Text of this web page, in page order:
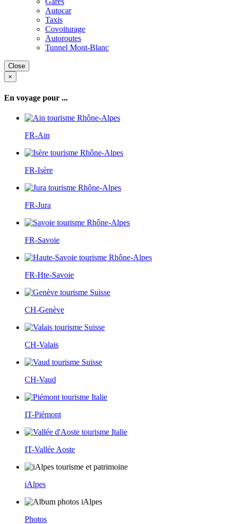
Autocar
Taxis
Covoiturage
Autoroutes
Tunnel Mont-Blanc
Close
×
En voyage pour ...
FR-Ain
FR-Isère
FR-Jura
FR-Savoie
FR-Hte-Savoie
CH-Genève
CH-Valais
CH-Vaud
IT-Piémont
IT-Vallée Aoste
iAlpes
Photos